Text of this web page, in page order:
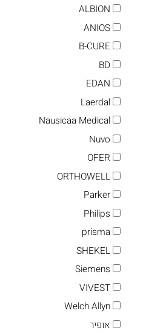
ALBION
ANIOS
B-CURE
BD
EDAN
Laerdal
Nausicaa Medical
Nuvo
OFER
ORTHOWELL
Parker
Philips
prisma
SHEKEL
Siemens
VIVEST
Welch Allyn
אופיר